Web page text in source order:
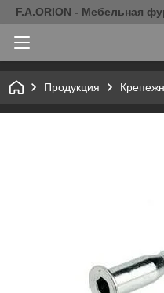
F.A.ORION - Мебельная
Продукция